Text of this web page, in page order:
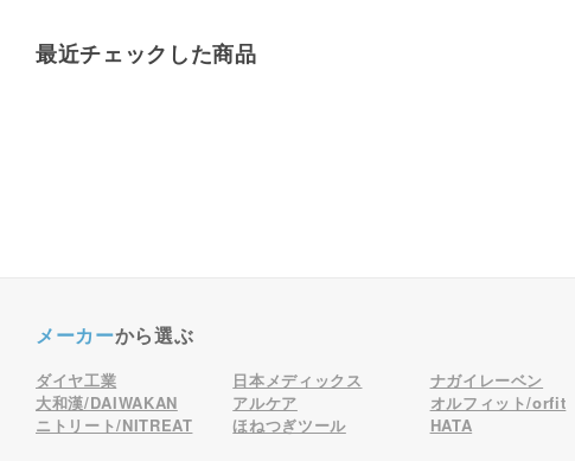
最近チェックした商品
メーカーから選ぶ
ダイヤ工業 日本メディックス ナガイレーベン
大和漢/DAIWAKAN
アルケア オルフィット/orfit
ニトリート/NITREAT
ほねつぎツール HATA